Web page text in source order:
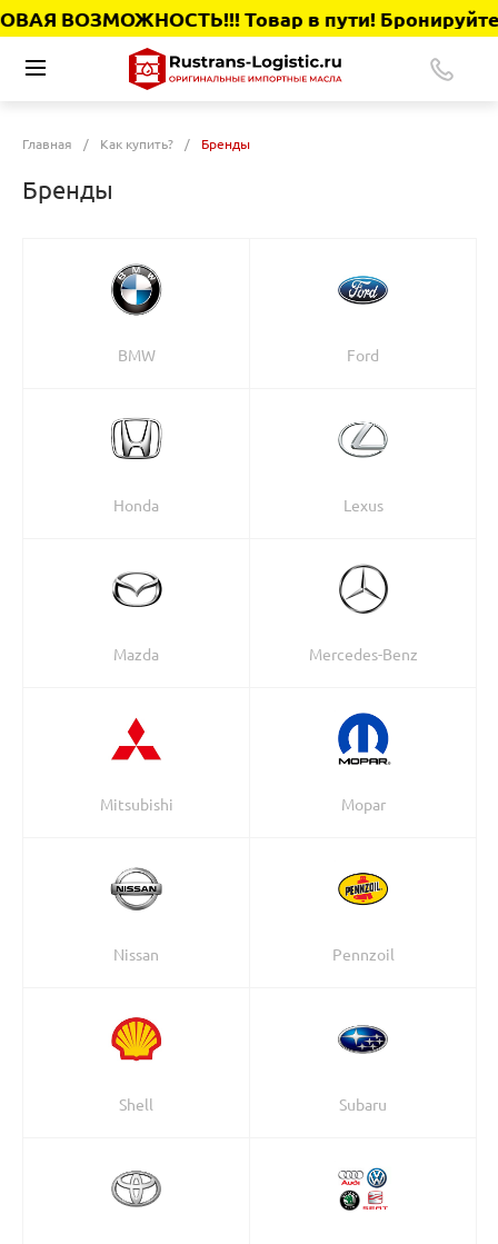
ВОЗМОЖНОСТЬ!!! Товар в пути! Бронируйте
Главная / Как купить? / Бренды
Бренды
BMW Ford
Honda Lexus
Mazda Mercedes-Benz
Mitsubishi Mopar
Nissan Pennzoil
Shell Subaru